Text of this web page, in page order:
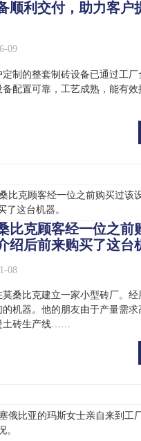
顺利交付，助力客户
09
定制的整套制砖设备已通过工
备配置可靠，工艺成熟，能有效
比克顾客经一位之前
绍后前来购买了这台
08
莫桑比克建立一家小型砖厂。
的机器。他的朋友由于产量需求
土砖生产线……